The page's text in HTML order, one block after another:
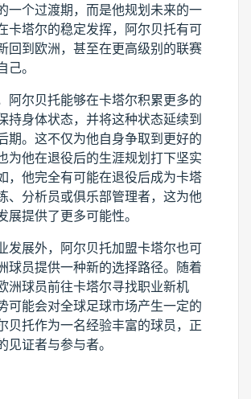
一个过渡期，而是他规划未来的一
卡塔尔的稳定发挥，阿尔贝托有可
回到欧洲，甚至在更高级别的联赛
。
阿尔贝托能够在卡塔尔积累更多的
持身体状态，并将这种状态延续到
期。这不仅为他自身争取到更好的
为他在退役后的生涯规划打下坚实
，他完全有可能在退役后成为卡塔
、分析员或俱乐部管理者，这为他
展提供了更多可能性。
发展外，阿尔贝托加盟卡塔尔也可
球员提供一种新的选择路径。随着
洲球员前往卡塔尔寻找职业新机
可能会对全球足球市场产生一定的
贝托作为一名经验丰富的球员，正
见证者与参与者。